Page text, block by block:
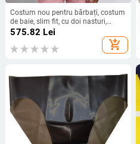
Costum nou pentru bărbați, costum
de baie, slim fit, cu doi nasturi,
costum transfrontalier, set de trei
piese, Amazon, modă comercială
exterior 2024
575.82 Lei
add_shopping_cart